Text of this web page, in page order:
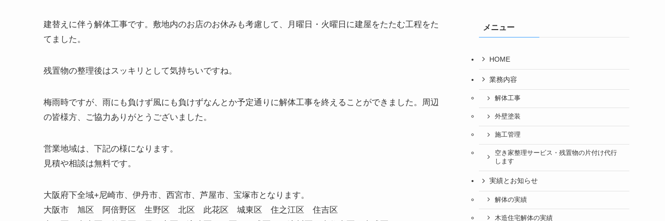
建替えに伴う解体工事です。敷地内のお店のお休みも考慮して、月曜日・火曜日に建屋をたたむ工程をた
てました。
残置物の整理後はスッキリとして気持ちいですね。
梅雨時ですが、雨にも負けず風にも負けずなんとか予定通りに解体工事を終えることができました。周辺
の皆様方、ご協力ありがとうございました。
営業地域は、下記の様になります。
見積や相談は無料です。
大阪府下全域+尼崎市、伊丹市、西宮市、芦屋市、宝塚市となります。
大阪市 旭区 阿倍野区 生野区 北区 此花区 城東区 住之江区 住吉区
メニュー
HOME
業務内容
解体工事
外壁塗装
施工管理
空き家整理サービス・残置物の片付け代行
します
実績とお知らせ
解体の実績
木造住宅解体の実績